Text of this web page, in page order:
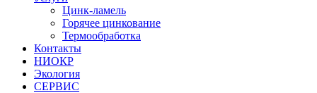
Цинк-ламель
Горячее цинкование
Термообработка
Контакты
НИОКР
Экология
СЕРВИС